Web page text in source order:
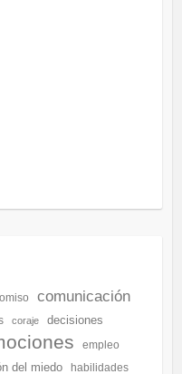
comunicación
coraje
decisiones
empleo
del miedo habilidades